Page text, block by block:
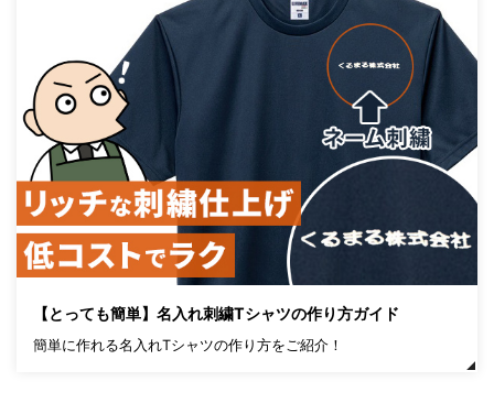
【とっても簡単】名入れ刺繍Tシャツの作り方ガイド
簡単に作れる名入れTシャツの作り方をご紹介！